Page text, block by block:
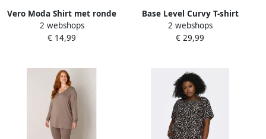
Vero Moda Shirt met ronde
hals VMAVA PLAIN SS TOP
GAJRS NOOS
2 webshops
€ 14,99
Base Level Curvy T-shirt
Alba met v-hals
2 webshops
€ 29,99